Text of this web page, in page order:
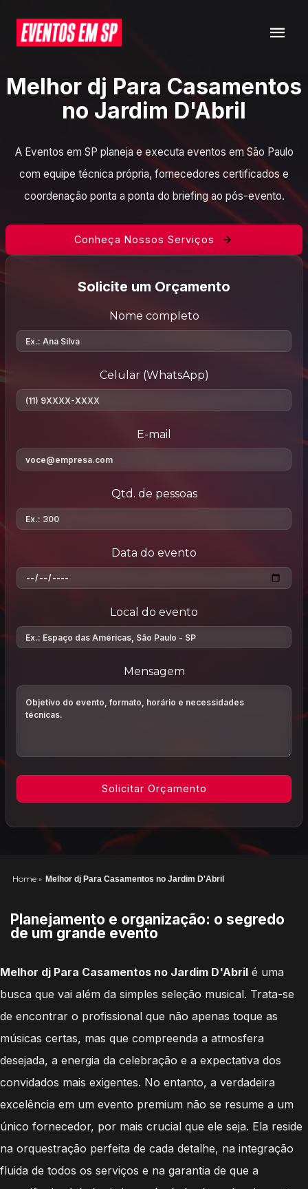
Melhor dj Para Casamentos
no Jardim D'Abril
A Eventos em SP planeja e executa eventos em São Paulo
com equipe técnica própria, fornecedores certificados e
coordenação ponta a ponta do briefing ao pós-evento.
Conheça Nossos Serviços
Solicite um Orçamento
Nome completo
Celular (WhatsApp)
E-mail
Qtd. de pessoas
Data do evento
Local do evento
Mensagem
Home » Melhor dj Para Casamentos no Jardim D'Abril
Planejamento e organização: o segredo
de um grande evento
Melhor dj Para Casamentos no Jardim D'Abril é uma
busca que vai além da simples seleção musical. Trata-se
de encontrar o profissional que não apenas toque as
músicas certas, mas que compreenda a atmosfera
desejada, a energia da celebração e a expectativa dos
convidados mais exigentes. No entanto, a verdadeira
excelência em um evento premium não se resume a um
único fornecedor, por mais crucial que ele seja. Ela reside
na orquestração perfeita de cada detalhe, na integração
fluida de todos os serviços e na garantia de que a